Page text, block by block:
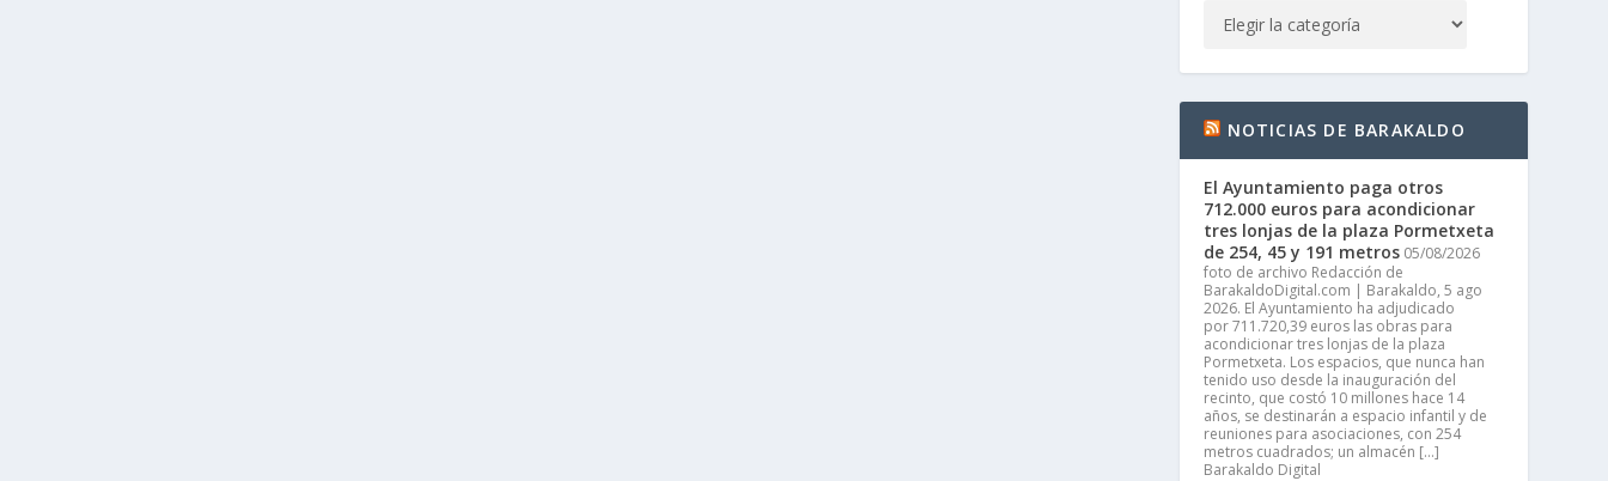
NOTICIAS DE BARAKALDO
El Ayuntamiento paga otros
712.000 euros para acondicionar
tres lonjas de la plaza Pormetxeta
de 254, 45 y 191 metros 05/08/2026
foto de archivo Redacción de
BarakaldoDigital.com | Barakaldo, 5 ago
2026. El Ayuntamiento ha adjudicado
por 711.720,39 euros las obras para
acondicionar tres lonjas de la plaza
Pormetxeta. Los espacios, que nunca han
tenido uso desde la inauguración del
recinto, que costó 10 millones hace 14
años, se destinarán a espacio infantil y de
reuniones para asociaciones, con 254
metros cuadrados; un almacén […]
Barakaldo Digital